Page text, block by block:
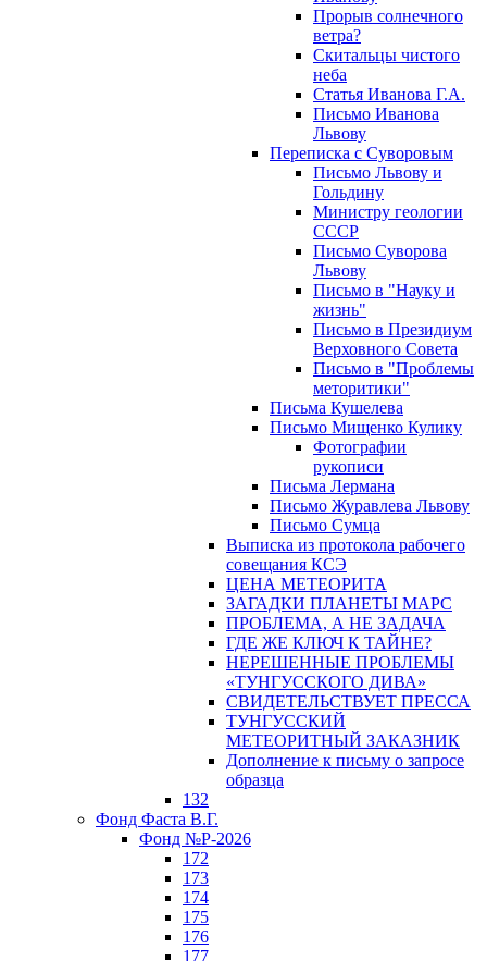
Прорыв солнечного
ветра?
Скитальцы чистого
неба
Статья Иванова Г.А.
Письмо Иванова
Львову
Переписка с Суворовым
Письмо Львову и
Гольдину
Министру геологии
СССР
Письмо Суворова
Львову
Письмо в "Науку и
жизнь"
Письмо в Президиум
Верховного Совета
Письмо в "Проблемы
меторитики"
Письма Кушелева
Письмо Мищенко Кулику
Фотографии
рукописи
Письма Лермана
Письмо Журавлева Львову
Письмо Сумца
Выписка из протокола рабочего
совещания КСЭ
ЦЕНА МЕТЕОРИТА
ЗАГАДКИ ПЛАНЕТЫ МАРС
ПРОБЛЕМА, А НЕ ЗАДАЧА
ГДЕ ЖЕ КЛЮЧ К ТАЙНЕ?
НЕРЕШЕННЫЕ ПРОБЛЕМЫ
«ТУНГУССКОГО ДИВА»
СВИДЕТЕЛЬСТВУЕТ ПРЕССА
ТУНГУССКИЙ
МЕТЕОРИТНЫЙ ЗАКАЗНИК
Дополнение к письму о запросе
образца
132
Фонд Фаста В.Г.
Фонд №Р-2026
172
173
174
175
176
177